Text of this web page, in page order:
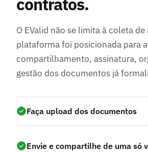
O EValid não se limita à coleta
plataforma foi posicionada para
compartilhamento, assinatura,
gestão dos documentos já
Faça upload dos documentos
Envie e compartilhe de uma só